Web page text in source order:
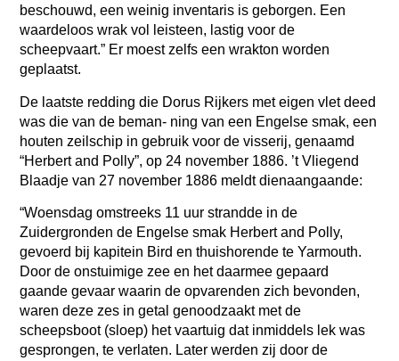
beschouwd, een weinig inventaris is geborgen. Een
waardeloos wrak vol leisteen, lastig voor de
scheepvaart.” Er moest zelfs een wrakton worden
geplaatst.
De laatste redding die Dorus Rijkers met eigen vlet deed
was die van de beman- ning van een Engelse smak, een
houten zeilschip in gebruik voor de visserij, genaamd
“Herbert and Polly”, op 24 november 1886. ’t Vliegend
Blaadje van 27 november 1886 meldt dienaangaande:
“Woensdag omstreeks 11 uur strandde in de
Zuidergronden de Engelse smak Herbert and Polly,
gevoerd bij kapitein Bird en thuishorende te Yarmouth.
Door de onstuimige zee en het daarmee gepaard
gaande gevaar waarin de opvarenden zich bevonden,
waren deze zes in getal genoodzaakt met de
scheepsboot (sloep) het vaartuig dat inmiddels lek was
gesprongen, te verlaten. Later werden zij door de